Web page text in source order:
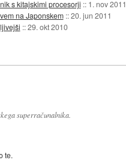
s kitajskimi procesorji :: 1. nov 2011
na Japonskem ::20. jun 2011
::29. okt 2010
superračunalnika.
te.